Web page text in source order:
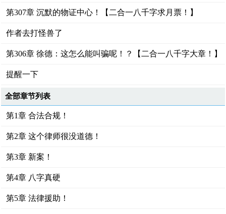
第307章 沉默的物证中心！【二合一八千字求月票！】
作者去打怪兽了
第306章 徐德：这怎么能叫骗呢！？【二合一八千字大章！】
提醒一下
全部章节列表
第1章 合法合规！
第2章 这个律师很没道德！
第3章 新案！
第4章 八字真硬
第5章 法律援助！